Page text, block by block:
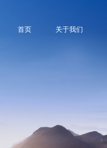
首页 关于我们